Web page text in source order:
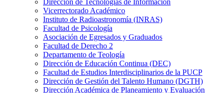
Dirección de Tecnologías de Información
Vicerrectorado Académico
Instituto de Radioastronomía (INRAS)
Facultad de Psicología
Asociación de Egresados y Graduados
Facultad de Derecho 2
Departamento de Teología
Dirección de Educación Continua (DEC)
Facultad de Estudios Interdisciplinarios de la PUCP
Dirección de Gestión del Talento Humano (DGTH)
Dirección Académica de Planeamiento y Evaluación